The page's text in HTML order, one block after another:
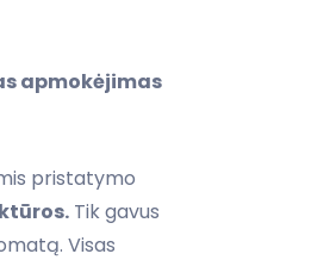
apmokėjimas
pristatymo
Tik gavus
Visas